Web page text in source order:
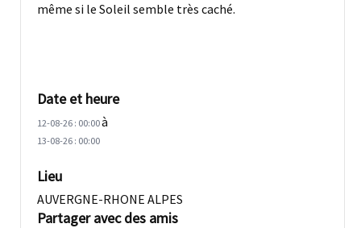
même si le Soleil semble très caché.
Date et heure
12-08-26 : 00:00à
13-08-26 : 00:00
Lieu
AUVERGNE-RHONE ALPES
Partager avec des amis